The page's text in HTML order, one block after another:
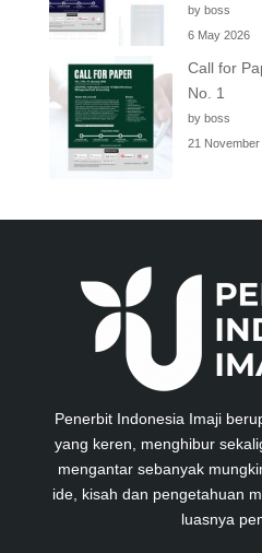
by boss
6 May 2026
Call for
No. 1
by boss
21 November
Penerbit Indonesia Imaji
yang keren, menghibur
mengantar sebanyak
ide, kisah dan pengetahuan
luasnya